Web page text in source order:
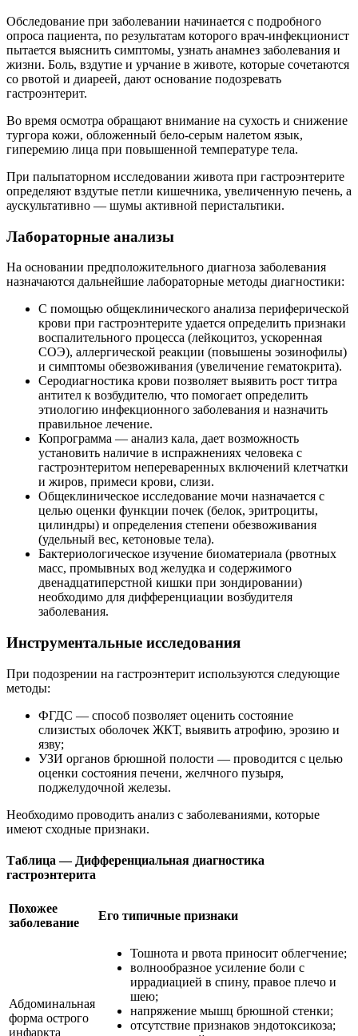
Обследование при заболевании начинается с подробного
опроса пациента, по результатам которого врач-инфекционист
пытается выяснить симптомы, узнать анамнез заболевания и
жизни. Боль, вздутие и урчание в животе, которые сочетаются
со рвотой и диареей, дают основание подозревать
гастроэнтерит.
Во время осмотра обращают внимание на сухость и снижение
тургора кожи, обложенный бело-серым налетом язык,
гиперемию лица при повышенной температуре тела.
При пальпаторном исследовании живота при гастроэнтерите
определяют вздутые петли кишечника, увеличенную печень, а
аускультативно — шумы активной перистальтики.
Лабораторные анализы
На основании предположительного диагноза заболевания
назначаются дальнейшие лабораторные методы диагностики:
С помощью общеклинического анализа периферической
крови при гастроэнтерите удается определить признаки
воспалительного процесса (лейкоцитоз, ускоренная
СОЭ), аллергической реакции (повышены эозинофилы)
и симптомы обезвоживания (увеличение гематокрита).
Серодиагностика крови позволяет выявить рост титра
антител к возбудителю, что помогает определить
этиологию инфекционного заболевания и назначить
правильное лечение.
Копрограмма — анализ кала, дает возможность
установить наличие в испражнениях человека с
гастроэнтеритом непереваренных включений клетчатки
и жиров, примеси крови, слизи.
Общеклиническое исследование мочи назначается с
целью оценки функции почек (белок, эритроциты,
цилиндры) и определения степени обезвоживания
(удельный вес, кетоновые тела).
Бактериологическое изучение биоматериала (рвотных
масс, промывных вод желудка и содержимого
двенадцатиперстной кишки при зондировании)
необходимо для дифференциации возбудителя
заболевания.
Инструментальные исследования
При подозрении на гастроэнтерит используются следующие
методы:
ФГДС — способ позволяет оценить состояние
слизистых оболочек ЖКТ, выявить атрофию, эрозию и
язву;
УЗИ органов брюшной полости — проводится с целью
оценки состояния печени, желчного пузыря,
поджелудочной железы.
Необходимо проводить анализ с заболеваниями, которые
имеют сходные признаки.
Таблица — Дифференциальная диагностика
гастроэнтерита
Похожее
заболевание
Его типичные признаки
Абдоминальная
форма острого
инфаркта
Тошнота и рвота приносит облегчение;
волнообразное усиление боли с
иррадиацией в спину, правое плечо и
шею;
напряжение мышц брюшной стенки;
отсутствие признаков эндотоксикоза;